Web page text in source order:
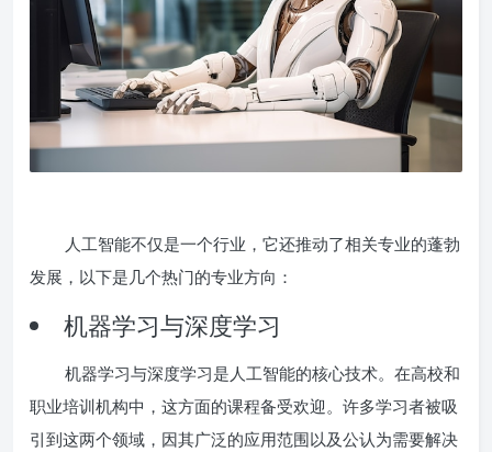
人工智能不仅是一个行业，它还推动了相关专业的蓬勃
发展，以下是几个热门的专业方向：
机器学习与深度学习
机器学习与深度学习是人工智能的核心技术。在高校和
职业培训机构中，这方面的课程备受欢迎。许多学习者被吸
引到这两个领域，因其广泛的应用范围以及公认为需要解决